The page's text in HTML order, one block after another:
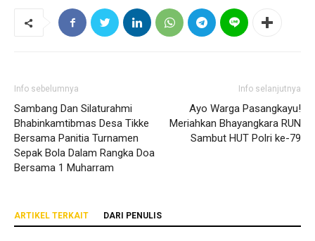
Info sebelumnya
Sambang Dan Silaturahmi
Bhabinkamtibmas Desa Tikke
Bersama Panitia Turnamen
Sepak Bola Dalam Rangka Doa
Bersama 1 Muharram
Info selanjutnya
Ayo Warga Pasangkayu!
Meriahkan Bhayangkara RUN
Sambut HUT Polri ke-79
ARTIKEL TERKAIT DARI PENULIS